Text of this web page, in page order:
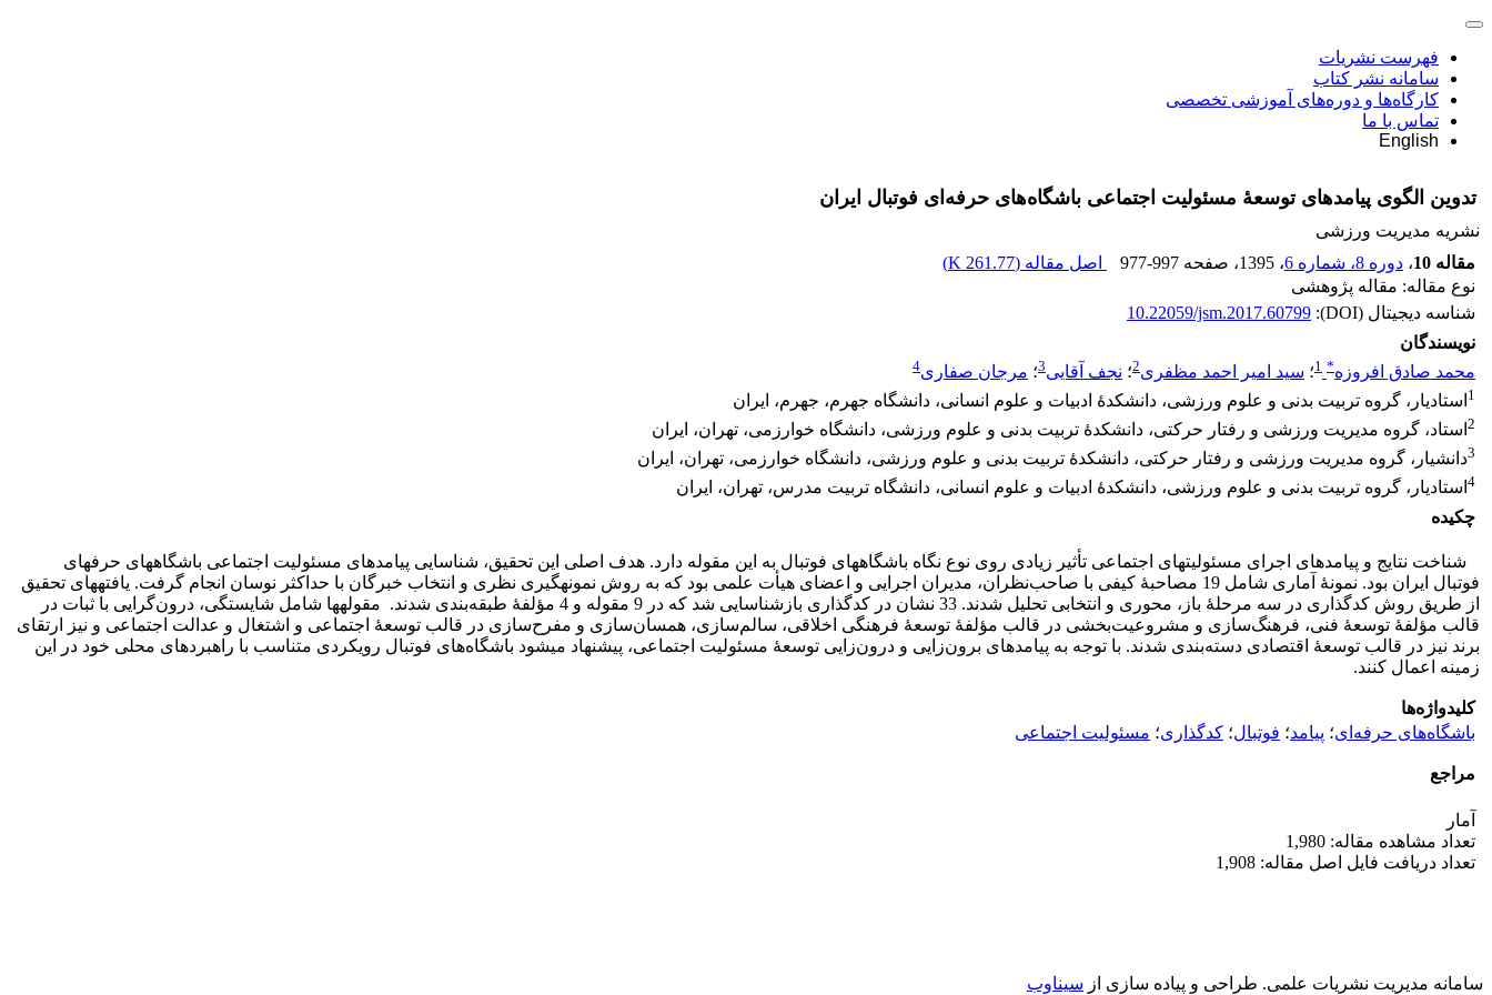
فهرست نشریات
سامانه نشر کتاب
کارگاه‌ها و دوره‌های آموزشی تخصصی
تماس با ما
English
تدوین الگوی پیامدهای توسعۀ مسئولیت اجتماعی باشگاه‌های حرفه‌‌ای فوتبال ایران
نشریه مدیریت ورزشی
مقاله 10
، دوره 8، شماره 6 ، 1395 ، صفحه 977-997 اصل مقاله (261.77 K
)
نوع مقاله: مقاله پژوهشی
شناسه دیجیتال (DOI):
10.22059/jsm.2017.60799
نویسندگان
محمد صادق افروزه*
1؛ سید امیر احمد مظفری2؛ نجف آقایی3؛ مرجان صفاری4
1 استادیار، گروه تربیت بدنی و علوم ورزشی، دانشکدۀ ادبیات و علوم انسانی، دانشگاه جهرم، جهرم، ایران
2 استاد، گروه مدیریت ورزشی و رفتار حرکتی، دانشکدۀ تربیت بدنی و علوم ورزشی، دانشگاه خوارزمی، تهران، ایران
3دانشیار، گروه مدیریت ورزشی و رفتار حرکتی، دانشکدۀ تربیت بدنی و علوم ورزشی، دانشگاه خوارزمی، تهران، ایران
4 استادیار، گروه تربیت بدنی و علوم ورزشی، دانشکدۀ ادبیات و علوم انسانی، دانشگاه تربیت مدرس، تهران، ایران
چکیده
شناخت نتایج و پیامدهای اجرای مسئولیت­های اجتماعی تأثیر زیادی روی نوع نگاه باشگاه­های فوتبال به این مقوله دارد. هدف اصلی این تحقیق، شناسایی پیامدهای مسئولیت اجتماعی باشگاه­های حرفه­ای
فوتبال ایران بود. نمونۀ آماری شامل 19 مصاحبۀ کیفی با صاحب‌نظران، مدیران اجرایی و اعضای هیأت علمی بود که به روش نمونه­گیری نظری و انتخاب خبرگان با حداکثر نوسان انجام گرفت. یافته­های تحقیق
از طریق روش کد­گذاری در سه مرحلۀ باز، محوری و انتخابی تحلیل شدند. 33 نشان در کدگذاری بازشناسایی شد که در 9 مقوله و 4 مؤلفۀ طبقه‌بندی شدند. مقوله­ها شامل شایستگی، درون‌گرایی با ثبات در
قالب مؤلفۀ توسعۀ فنی، فرهنگ‌سازی و مشروعیت‌بخشی در قالب مؤلفۀ توسعۀ فرهنگی اخلاقی، سالم‌سازی، همسان‌سازی و مفرح‌سازی در قالب توسعۀ اجتماعی و اشتغال و عدالت اجتماعی و نیز ارتقای
برند نیز در قالب توسعۀ اقتصادی دسته‌بندی شدند. با توجه به پیامدهای برون‌زایی و درون‌زایی توسعۀ مسئولیت اجتماعی، پیشنهاد می­شود باشگاه‌های فوتبال رویکردی متناسب با راهبرد­های محلی خود در این
زمینه اعمال کنند.
کلیدواژه‌ها
باشگاه‌های حرفه‌ای؛ پیامد؛ فوتبال؛ کدگذاری؛ مسئولیت اجتماعی
مراجع
آمار
تعداد مشاهده مقاله: 1,980
تعداد دریافت فایل اصل مقاله: 1,908
سامانه مدیریت نشریات علمی. طراحی و پیاده سازی از سیناوب